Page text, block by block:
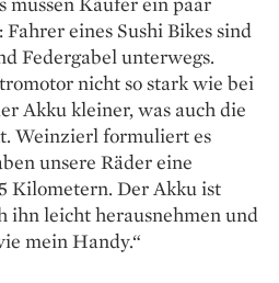
eines Sushi Bikes sind
Federgabel unterwegs.
nicht so stark wie bei
Akku kleiner, was auch die
Weinzierl formuliert es
unsere Räder eine
Kilometern. Der Akku ist
ihn leicht he­rausnehmen und
mein Handy.“